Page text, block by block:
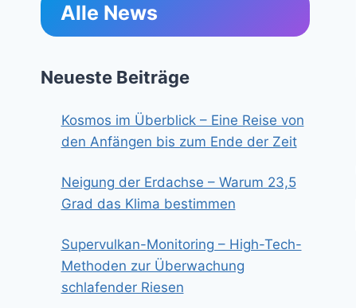
Alle News
Neueste Beiträge
Kosmos im Überblick – Eine Reise von
den Anfängen bis zum Ende der Zeit
Neigung der Erdachse – Warum 23,5
Grad das Klima bestimmen
Supervulkan-Monitoring – High-Tech-
Methoden zur Überwachung
schlafender Riesen